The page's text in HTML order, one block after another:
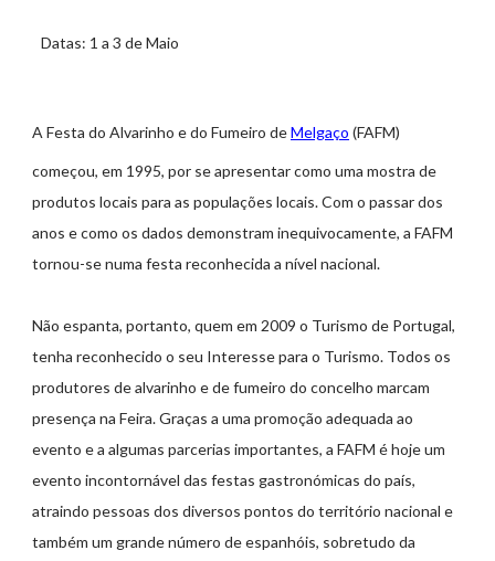
Datas: 1 a 3 de Maio
A Festa do Alvarinho e do Fumeiro deMelgaço (FAFM)
começou, em 1995, por se apresentar como uma mostra de
produtos locais para as populações locais. Com o passar dos
anos e como os dados demonstram inequivocamente, a FAFM
tornou-se numa festa reconhecida a nível nacional.
Não espanta, portanto, quem em 2009 o Turismo de Portugal,
tenha reconhecido o seu Interesse para o Turismo. Todos os
produtores de alvarinho e de fumeiro do concelho marcam
presença na Feira. Graças a uma promoção adequada ao
evento e a algumas parcerias importantes, a FAFM é hoje um
evento incontornável das festas gastronómicas do país,
atraindo pessoas dos diversos pontos do território nacional e
também um grande número de espanhóis, sobretudo da